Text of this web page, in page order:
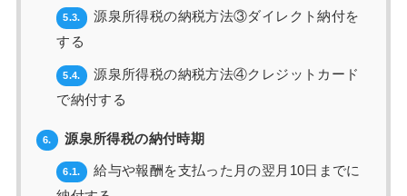
5.3.
源泉所得税の納税方法③ダイレクト納付を
する
5.4.
源泉所得税の納税方法④クレジットカード
で納付する
6. 源泉所得税の納付時期
6.1.
給与や報酬を支払った月の翌月10日までに